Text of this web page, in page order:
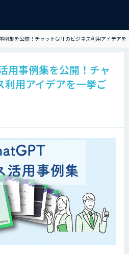
例集を公開！チャットGPTのビジネス利用アイデアを
用事例集を公開！チャ
利用アイデアを一挙ご